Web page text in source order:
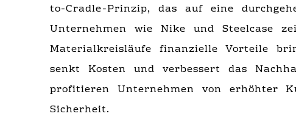
to-Cradle-Prinzip, das auf eine
Unternehmen wie Nike und Steelcase
Materialkreisläufe finanzielle Vorteile
senkt Kosten und verbessert das
profitieren Unternehmen von erhöhter
Sicherheit.